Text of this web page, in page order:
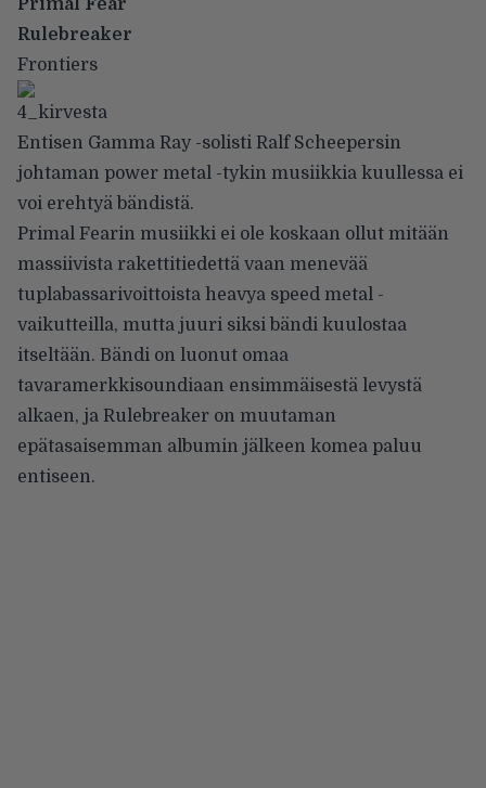
Primal Fear
Rulebreaker
Frontiers
Entisen Gamma Ray -solisti Ralf Scheepersin
johtaman power metal -tykin musiikkia kuullessa ei
voi erehtyä bändistä.
Primal Fearin musiikki ei ole koskaan ollut mitään
massiivista rakettitiedettä vaan menevää
tuplabassarivoittoista heavya speed metal -
vaikutteilla, mutta juuri siksi bändi kuulostaa
itseltään. Bändi on luonut omaa
tavaramerkkisoundiaan ensimmäisestä levystä
alkaen, ja Rulebreaker on muutaman
epätasaisemman albumin jälkeen komea paluu
entiseen.